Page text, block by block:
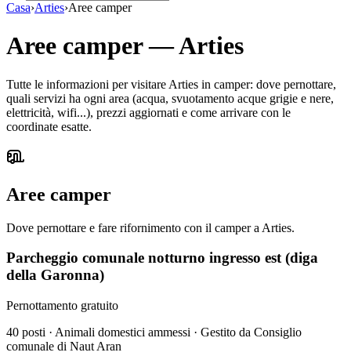
Casa›Arties›Aree camper
Aree camper—Arties
Tutte le informazioni per visitare Arties in camper: dove pernottare,
quali servizi ha ogni area (acqua, svuotamento acque grigie e nere,
elettricità, wifi...), prezzi aggiornati e come arrivare con le
coordinate esatte.
Aree camper
Dove pernottare e fare rifornimento con il camper a Arties.
Parcheggio comunale notturno ingresso est (diga
della Garonna)
Pernottamento gratuito
40 posti · Animali domestici ammessi · Gestito da Consiglio
comunale di Naut Aran